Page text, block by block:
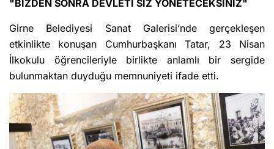
"BİZDEN SONRA DEVLETİ SİZ YÖNETECEKSİNİZ"
Girne Belediyesi Sanat Galerisi’nde gerçekleşen
etkinlikte konuşan Cumhurbaşkanı Tatar, 23 Nisan
İlkokulu öğrencileriyle birlikte anlamlı bir sergide
bulunmaktan duyduğu memnuniyeti ifade etti.